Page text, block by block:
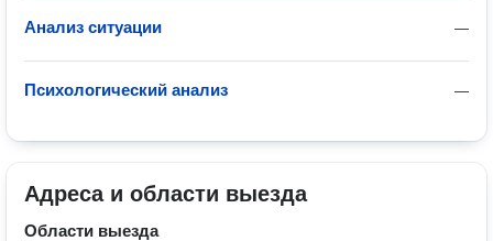
—
Анализ ситуации
—
Психологический анализ
Адреса и области выезда
Области выезда